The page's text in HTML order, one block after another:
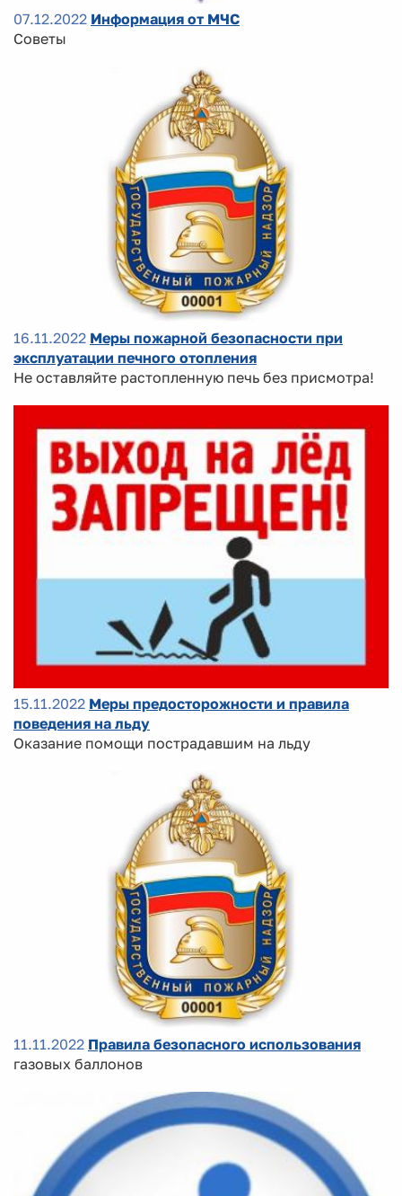
07.12.2022 Информация от МЧС
Советы
16.11.2022 Меры пожарной безопасности при
эксплуатации печного отопления
Не оставляйте растопленную печь без присмотра!
15.11.2022 Меры предосторожности и правила
поведения на льду
Оказание помощи пострадавшим на льду
11.11.2022 Правила безопасного использования
газовых баллонов